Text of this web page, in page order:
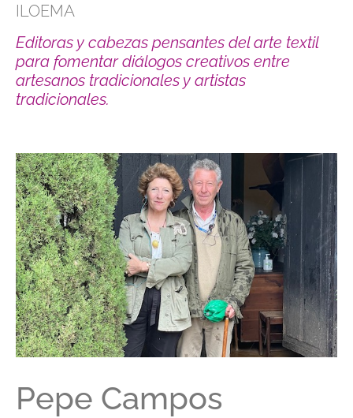
ILOEMA
Editoras y cabezas pensantes del arte textil
para fomentar diálogos creativos entre
artesanos tradicionales y artistas
tradicionales.
Pepe Campos